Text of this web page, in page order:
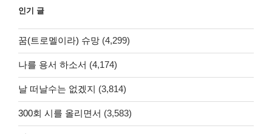
인기 글
꿈(트로멜이라) 슈망 (4,299)
나를 용서 하소서 (4,174)
날 떠날수는 없겠지 (3,814)
300회 시를 올리면서 (3,583)